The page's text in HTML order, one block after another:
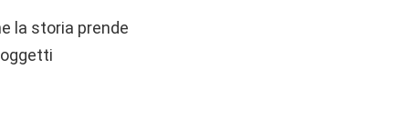
la storia prende